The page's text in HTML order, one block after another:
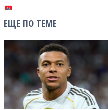
ЕЩЕ ПО ТЕМЕ